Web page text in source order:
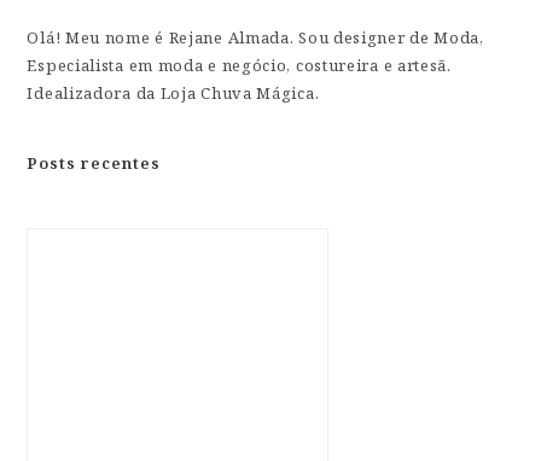
Olá! Meu nome é Rejane Almada. Sou designer de Moda,
Especialista em moda e negócio, costureira e artesã.
Idealizadora da Loja Chuva Mágica.
Posts recentes